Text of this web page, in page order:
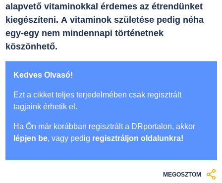
alapvető vitaminokkal érdemes az étrendünket
kiegészíteni. A vitaminok születése pedig néha
egy-egy nem mindennapi történetnek
köszönhető.
Kedves Olvasó!
Ezt a cikket teljes terjedelmében csak regisztrált
tagjaink érhetik el.
Ha Ön már korábban regisztrált a DRportalon, akkor
lépjen be, vagy pedig regisztráljon oldalunkra!
MEGOSZTOM